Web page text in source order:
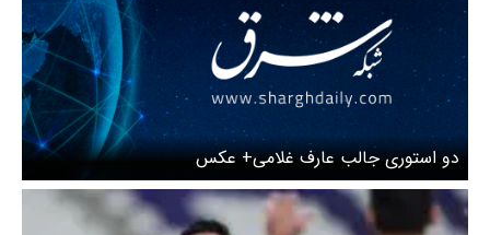
دو استوری جالب عارف غلامی+ عکس